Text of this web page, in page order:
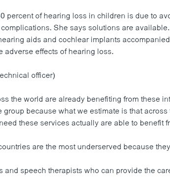
percent of hearing loss in children is due to
She says solutions are
aids and cochlear implants
adverse effects of hearing loss.
officer)
the world are already benefiting from these
group because what we estimate is that
these services actually are able to benefit
are the most underserved because
and speech therapists who can provide the